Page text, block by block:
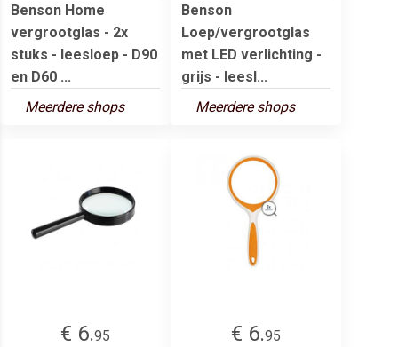
Benson Home
vergrootglas - 2x
stuks - leesloep - D90
en D60 ...
Meerdere shops
Benson
Loep/vergrootglas
met LED verlichting -
grijs - leesl...
Meerdere shops
€ 6.95
€ 6.95